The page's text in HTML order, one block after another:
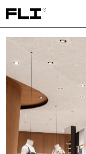
Search for: